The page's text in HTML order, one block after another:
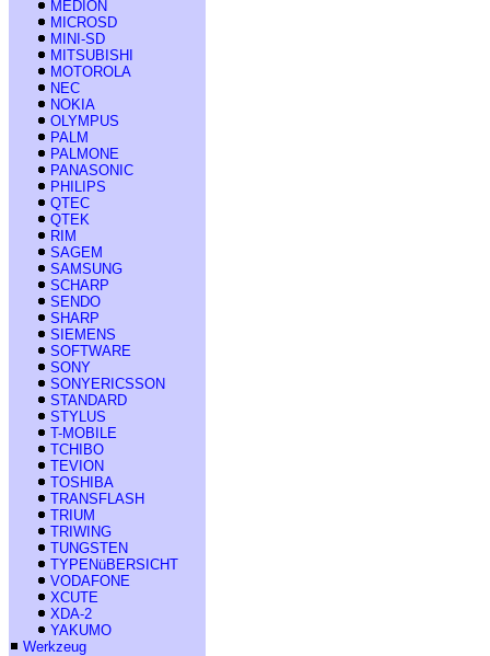
MEDION
MICROSD
MINI-SD
MITSUBISHI
MOTOROLA
NEC
NOKIA
OLYMPUS
PALM
PALMONE
PANASONIC
PHILIPS
QTEC
QTEK
RIM
SAGEM
SAMSUNG
SCHARP
SENDO
SHARP
SIEMENS
SOFTWARE
SONY
SONYERICSSON
STANDARD
STYLUS
T-MOBILE
TCHIBO
TEVION
TOSHIBA
TRANSFLASH
TRIUM
TRIWING
TUNGSTEN
TYPENüBERSICHT
VODAFONE
XCUTE
XDA-2
YAKUMO
Werkzeug